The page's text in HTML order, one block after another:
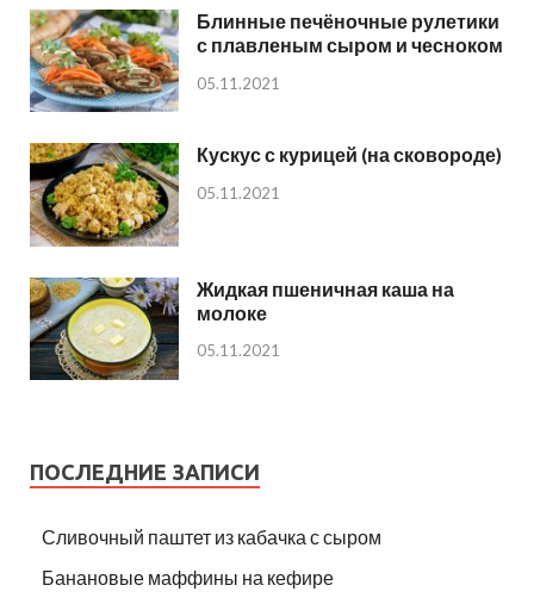
Блинные печёночные рулетики
с плавленым сыром и чесноком
05.11.2021
Кускус с курицей (на сковороде)
05.11.2021
Жидкая пшеничная каша на
молоке
05.11.2021
ПОСЛЕДНИЕ ЗАПИСИ
Сливочный паштет из кабачка с сыром
Банановые маффины на кефире